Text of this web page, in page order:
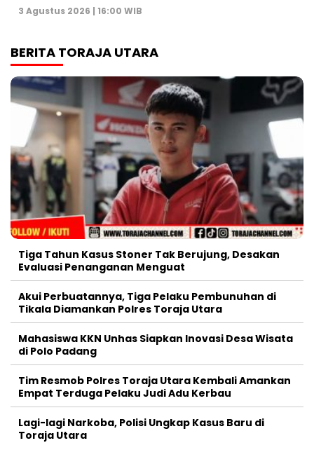
3 Agustus 2026 | 16:00 WIB
BERITA TORAJA UTARA
Tiga Tahun Kasus Stoner Tak Berujung, Desakan
Evaluasi Penanganan Menguat
Akui Perbuatannya, Tiga Pelaku Pembunuhan di
Tikala Diamankan Polres Toraja Utara
Mahasiswa KKN Unhas Siapkan Inovasi Desa Wisata
di Polo Padang
Tim Resmob Polres Toraja Utara Kembali Amankan
Empat Terduga Pelaku Judi Adu Kerbau
Lagi-lagi Narkoba, Polisi Ungkap Kasus Baru di
Toraja Utara